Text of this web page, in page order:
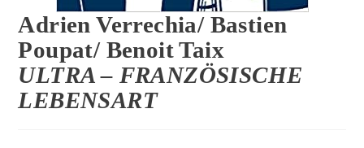
Adrien Verrechia/ Bastien
Poupat/ Benoit Taix
ULTRA – FRANZÖSISCHE
LEBENSART